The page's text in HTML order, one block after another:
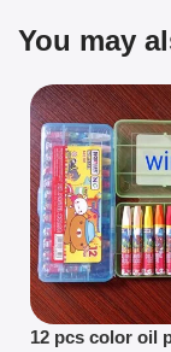
You may
12 pcs color oil